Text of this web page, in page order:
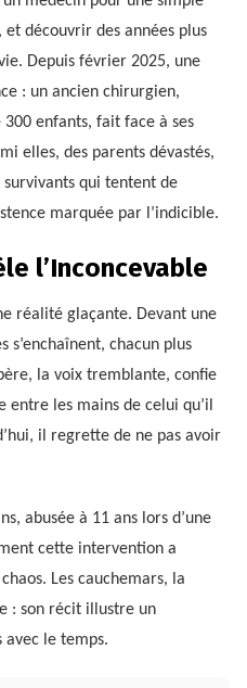
découvrir des années plus
Depuis février 2025, une
: un ancien chirurgien,
300 enfants, fait face à ses
elles, des parents dévastés,
qui tentent de
marquée par l’indicible.
l’Inconcevable
réalité glaçante. Devant une
chacun plus
la voix tremblante, confie
entre les mains de celui qu’il
il regrette de ne pas avoir
abusée à 11 ans lors d’une
cette intervention a
Les cauchemars, la
: son récit illustre un
avec le temps.